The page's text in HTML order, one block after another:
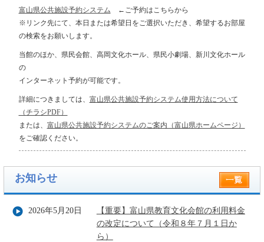
【料金】（全席自由）
一般：3,000円（当日500円高）
富山県公共施設予約システム ←ご予約はこちらから
※リンク先にて、本日または希望日をご選択いただき、希望するお部屋
の検索をお願いします。
当館のほか、県民会館、高岡文化ホール、県民小劇場、新川文化ホール
の
インターネット予約が可能です。
詳細につきましては、 富山県公共施設予約システム使用方法について
（チラシPDF）
または、 富山県公共施設予約システムのご案内（富山県ホームページ）
をご確認ください。
お知らせ
2026年5月20日
【重要】富山県教育文化会館の利用料金
の改定について（令和８年７月１日か
ら）